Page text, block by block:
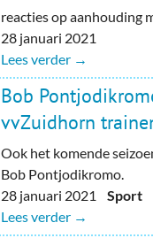
reacties op aanhouding
28 januari 2021
Lees verder →
Bob
vvZuidhorn
Ook het komende
Bob Pontjodikromo.
28 januari 2021Sport
Lees verder →